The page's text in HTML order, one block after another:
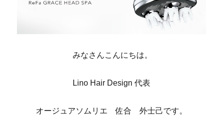
みなさんこんにちは。
Lino Hair Design 代表
オージュアソムリエ 佐合 外士己です。